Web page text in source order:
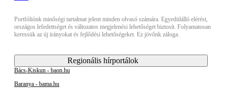
Portfóliónk minőségi tartalmat jelent minden olvasó számára. Egyedülálló elérést,
országos lefedettséget és változatos megjelenési lehetőséget biztosít. Folyamatosan
keressük az új irányokat és fejlődési lehetőségeket. Ez jövőnk záloga.
Regionális hírportálok
Bács-Kiskun - baon.hu
Baranya - bama.hu